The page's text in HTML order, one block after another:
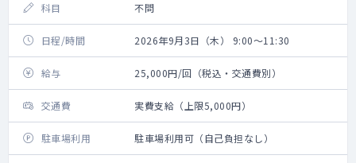
科目 不問
日程/時間 2026年9月3日（木） 9:00～11:30
給与 25,000円/回（税込・交通費別）
交通費 実費支給（上限5,000円）
駐車場利用 駐車場利用可（自己負担なし）